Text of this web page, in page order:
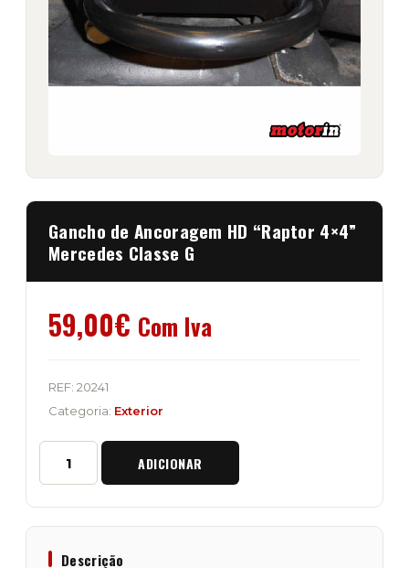
Gancho de Ancoragem HD “Raptor 4×4”
Mercedes Classe G
59,00€ Com Iva
REF: 20241
Categoria: Exterior
Quantidade
Gancho
"Raptor
ADICIONAR
Descrição